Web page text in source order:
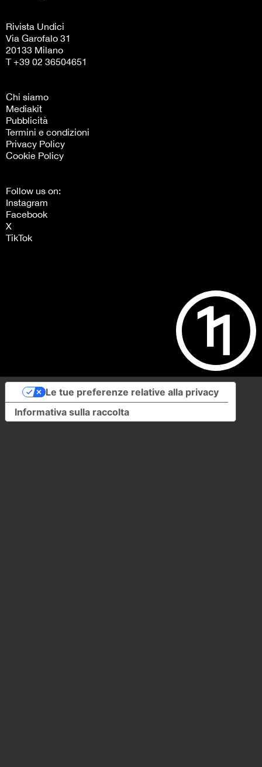
Rivista Undici
Via Garofalo 31
20133 Milano
T +39 02 36504651
Chi siamo
Mediakit
Pubblicità
Termini e condizioni
Privacy Policy
Cookie Policy
Follow us on:
Instagram
Facebook
X
TikTok
Informativa sulla raccolta
Le tue preferenze relative alla privacy